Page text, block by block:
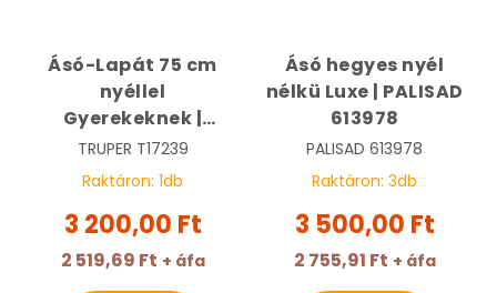
Ásó-Lapát 75 cm
nyéllel
Gyerekeknek |
TRUPER PRL-MINI
TRUPER T17239
Raktáron: 1db
3 200,00 Ft
2 519,69 Ft + áfa
Ásó hegyes nyél
nélkü Luxe | PALISAD
613978
PALISAD 613978
Raktáron: 3db
3 500,00 Ft
2 755,91 Ft + áfa